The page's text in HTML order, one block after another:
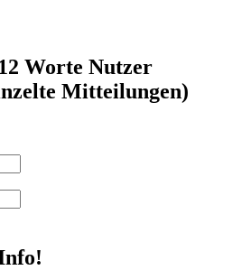
Worte Nutzer
Mitteilungen)